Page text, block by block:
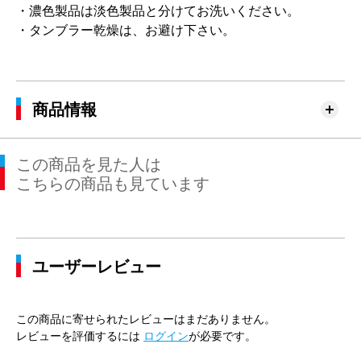
・濃色製品は淡色製品と分けてお洗いください。
・タンブラー乾燥は、お避け下さい。
商品情報
この商品を見た人は
こちらの商品も見ています
ユーザーレビュー
この商品に寄せられたレビューはまだありません。
レビューを評価するには ログインが必要です。